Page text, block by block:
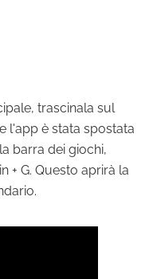
trascinala sul
l'app è stata spostata
barra dei giochi,
+ G. Questo aprirà la